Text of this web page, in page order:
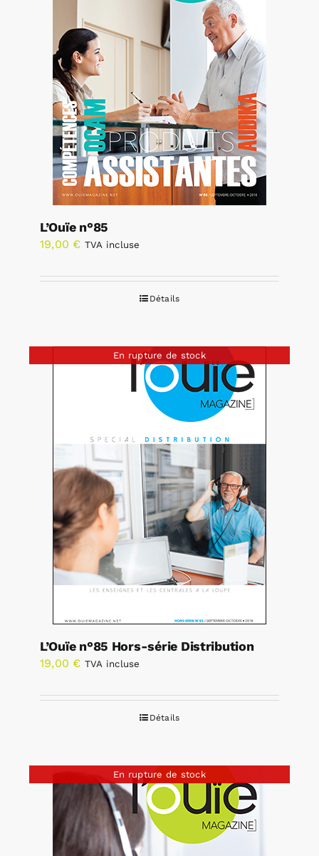
L’Ouïe n°85
19,00 € TVA incluse
Détails
En rupture de stock
L’Ouïe n°85 Hors-série Distribution
19,00 € TVA incluse
Détails
En rupture de stock